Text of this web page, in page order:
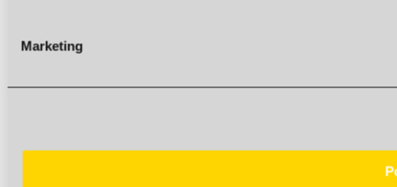
Marketing